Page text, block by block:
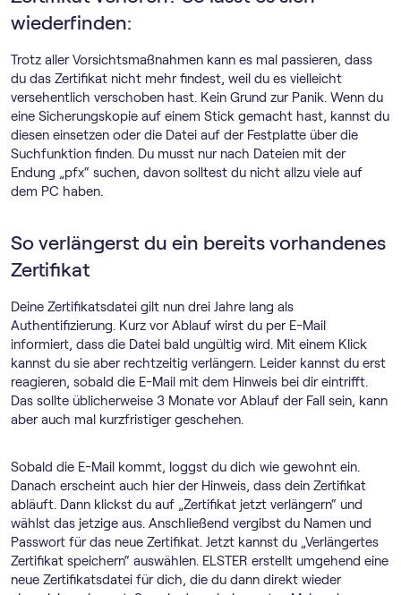
wiederfinden:
Trotz aller Vorsichtsmaßnahmen kann es mal passieren, dass
du das Zertifikat nicht mehr findest, weil du es vielleicht
versehentlich verschoben hast. Kein Grund zur Panik. Wenn du
eine Sicherungskopie auf einem Stick gemacht hast, kannst du
diesen einsetzen oder die Datei auf der Festplatte über die
Suchfunktion finden. Du musst nur nach Dateien mit der
Endung „pfx“ suchen, davon solltest du nicht allzu viele auf
dem PC haben.
So verlängerst du ein bereits vorhandenes
Zertifikat
Deine Zertifikatsdatei gilt nun drei Jahre lang als
Authentifizierung. Kurz vor Ablauf wirst du per E-Mail
informiert, dass die Datei bald ungültig wird. Mit einem Klick
kannst du sie aber rechtzeitig verlängern. Leider kannst du erst
reagieren, sobald die E-Mail mit dem Hinweis bei dir eintrifft.
Das sollte üblicherweise 3 Monate vor Ablauf der Fall sein, kann
aber auch mal kurzfristiger geschehen.
Sobald die E-Mail kommt, loggst du dich wie gewohnt ein.
Danach erscheint auch hier der Hinweis, dass dein Zertifikat
abläuft. Dann klickst du auf „Zertifikat jetzt verlängern“ und
wählst das jetzige aus. Anschließend vergibst du Namen und
Passwort für das neue Zertifikat. Jetzt kannst du „Verlängertes
Zertifikat speichern“ auswählen. ELSTER erstellt umgehend eine
neue Zertifikatsdatei für dich, die du dann direkt wieder